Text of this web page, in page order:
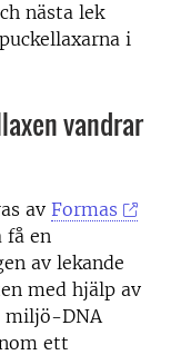
nästa lek
i
vandrar
av Formas
få en
av lekande
med hjälp av
miljö-DNA
ett